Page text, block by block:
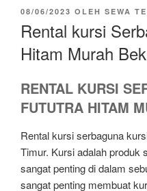
DIPOSKAN
08/06/2023 OLEH SEWA
Rental kursi
Hitam Murah
RENTAL KURSI
FUTUTRA HITAM
Rental kursi serbaguna
Timur. Kursi adalah produk
sangat penting di dalam
sangat penting membuat